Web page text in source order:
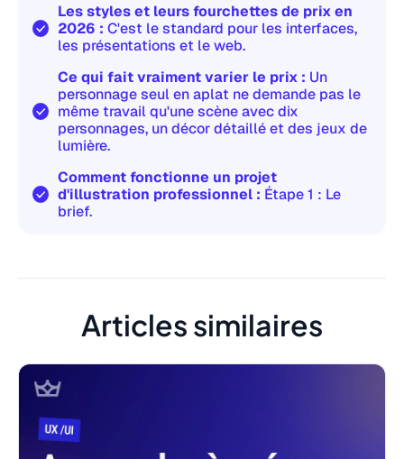
Les styles et leurs fourchettes de prix en
2026 : C'est le standard pour les interfaces,
les présentations et le web.
Ce qui fait vraiment varier le prix : Un
personnage seul en aplat ne demande pas le
même travail qu'une scène avec dix
personnages, un décor détaillé et des jeux de
lumière.
Comment fonctionne un projet
d'illustration professionnel : Étape 1 : Le
brief.
Articles similaires